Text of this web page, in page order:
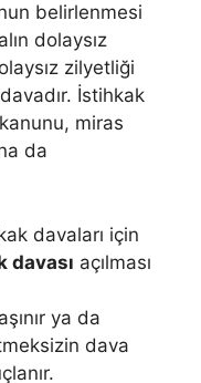
belirlenmesi
dolaysız
zilyetliği
İstihkak
miras
da
davaları için
davası açılması
ya da
dava